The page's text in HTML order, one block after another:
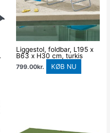
Liggestol, foldbar, L195 x
B63 x H30 cm, turkis
799.00kr. KØB NU